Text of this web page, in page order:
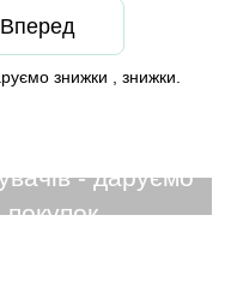
Вперед